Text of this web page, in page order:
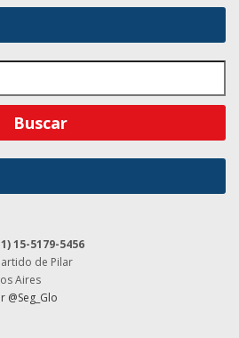
15-5179-5456
de Pilar
Aires
@Seg_Glo